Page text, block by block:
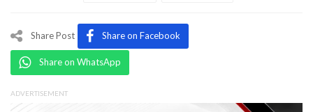
Share Post Share on Facebook
Share on WhatsApp
ADVERTISEMENT